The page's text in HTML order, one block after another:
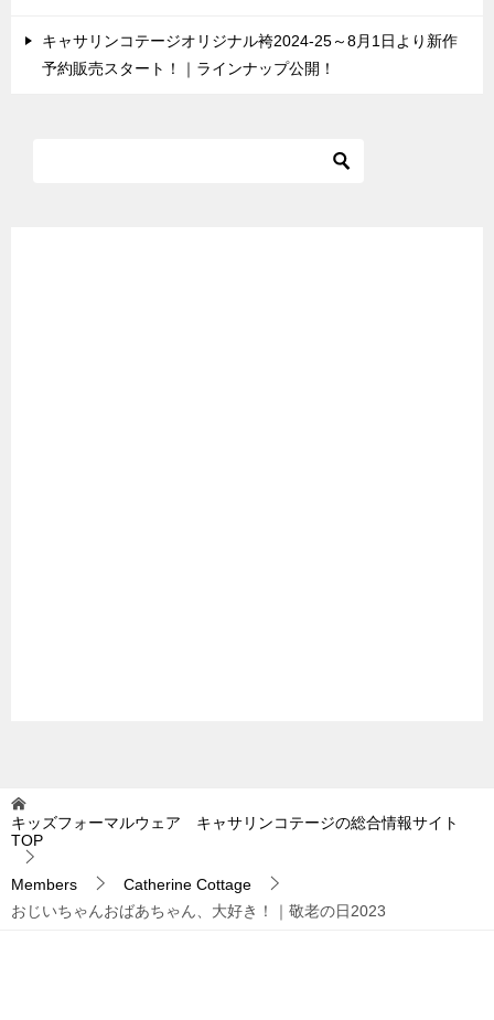
キャサリンコテージオリジナル袴2024-25～8月1日より新作
予約販売スタート！｜ラインナップ公開！
キッズフォーマルウェア キャサリンコテージの総合情報サイト
TOP
Members
Catherine Cottage
おじいちゃんおばあちゃん、大好き！｜敬老の日2023